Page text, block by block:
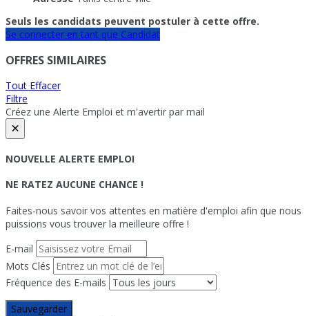
Seuls les candidats peuvent postuler à cette offre.
Se connecter en tant que Candidat
OFFRES SIMILAIRES
Tout Effacer
Filtre
Créez une Alerte Emploi et m'avertir par mail
×
NOUVELLE ALERTE EMPLOI
NE RATEZ AUCUNE CHANCE !
Faites-nous savoir vos attentes en matière d'emploi afin que nous
puissions vous trouver la meilleure offre !
E-mail
Mots Clés
Fréquence des E-mails
Sauvegarder